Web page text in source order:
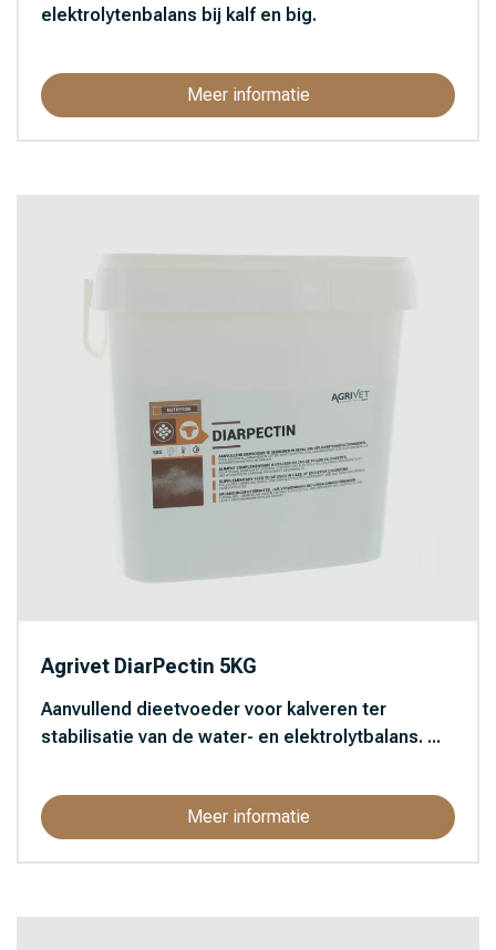
elektrolytenbalans bij kalf en big.
Meer informatie
Agrivet DiarPectin 5KG
Aanvullend dieetvoeder voor kalveren ter
stabilisatie van de water- en elektrolytbalans. ...
Meer informatie